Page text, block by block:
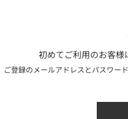
初めてご利用のお客様
ご登録のメールアドレスとパスワー